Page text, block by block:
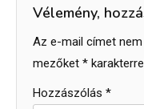
Vélemény,
Az e-mail címet
mezőket *
Hozzászólás *